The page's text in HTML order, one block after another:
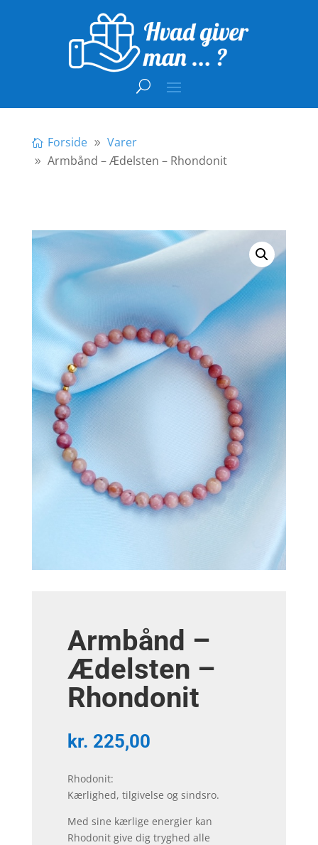
Forside
Varer
Armbånd – Ædelsten – Rhondonit
Armbånd –
Ædelsten –
Rhondonit
kr. 225,00
Rhodonit:
Kærlighed, tilgivelse og sindsro.
Med sine kærlige energier kan
Rhodonit give dig tryghed alle